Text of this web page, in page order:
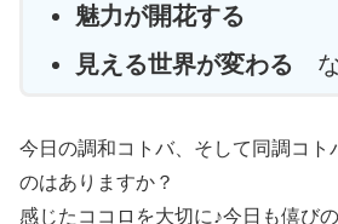
魅力が開花する
見える世界が変わる
今日の調和コトバ、そして同調コト
のはありますか？
感じたココロを大切に♪今日も僖び